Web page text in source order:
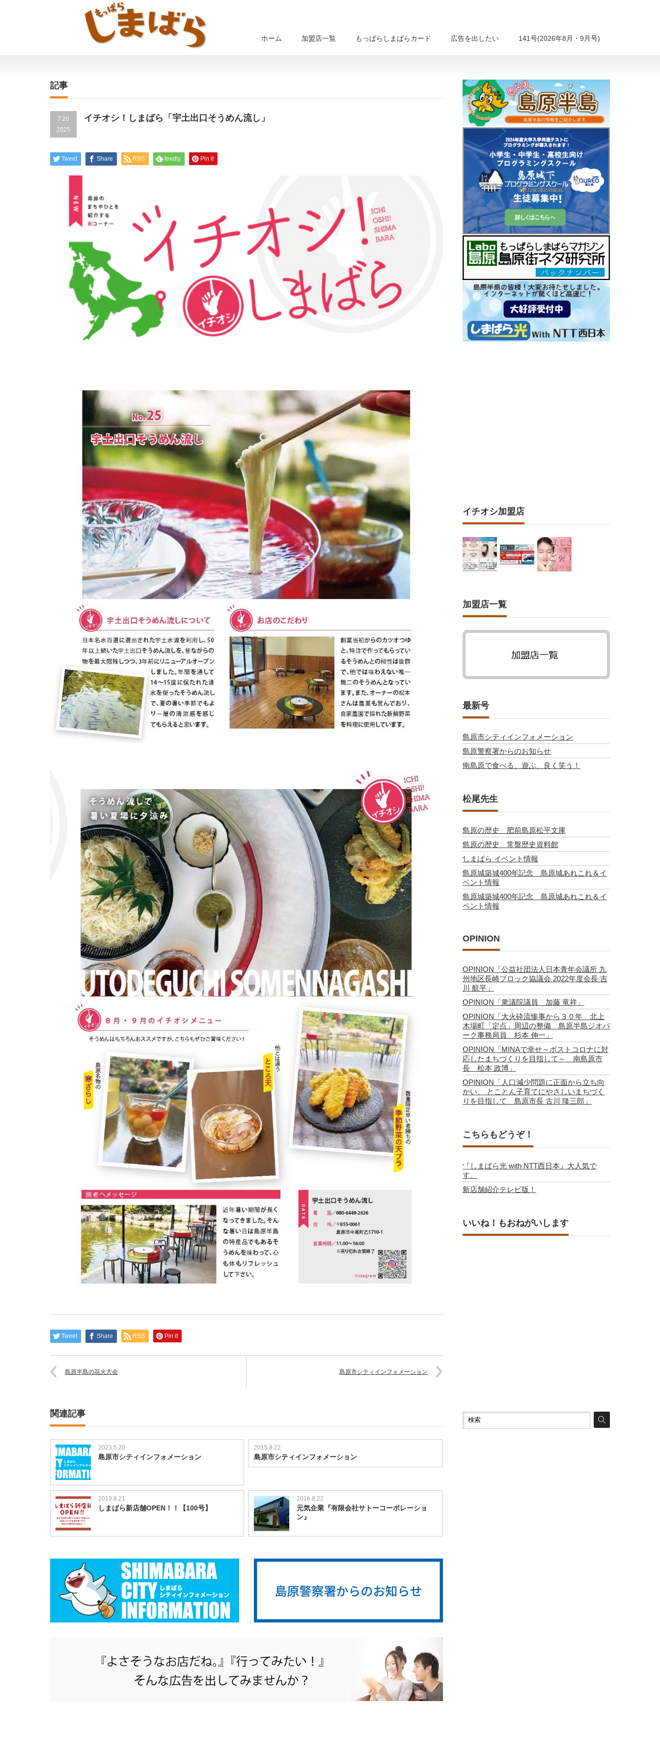
ホーム 加盟店一覧 もっぱらしまばらカード 広告を出したい 141号(2026年8月・9月号)
記事
7.20
2025
イチオシ！しまばら「宇土出口そうめん流し」
Tweet Share RSS feedly Pin it
Tweet Share RSS Pin it
島原半島の花火大会 島原市シティインフォメーション
関連記事
2023.5.20
島原市シティインフォメーション
2015.8.22
島原市シティインフォメーション
2019.8.21
しまばら新店舗OPEN！！【100号】
2016.8.22
元気企業『有限会社サトーコーポレーショ
ン』
イチオシ加盟店
加盟店一覧
最新号
島原市シティインフォメーション
島原警察署からのお知らせ
南島原で食べる、遊ぶ、良く笑う！
松尾先生
島原の歴史 肥前島原松平文庫
島原の歴史 常盤歴史資料館
しまばら イベント情報
島原城築城400年記念 島原城あれこれ＆イ
ベント情報
島原城築城400年記念 島原城あれこれ＆イ
ベント情報
OPINION
OPINION「公益社団法人日本青年会議所 九
州地区長崎ブロック協議会 2022年度会長 吉
川 航平」
OPINION「衆議院議員 加藤 竜祥」
OPINION「大火砕流惨事から３０年 北上
木場町「定点」周辺の整備 島原半島ジオパ
ーク事務局員 杉本 伸一」
OPINION「MINAで幸せ～ポストコロナに対
応したまちづくりを目指して～ 南島原市
長 松本 政博」
OPINION「人口減少問題に正面から立ち向
かい、 とことん子育てにやさしいまちづく
りを目指して 島原市長 古川 隆三郎」
こちらもどうぞ！
『しまばら光 with NTT西日本』大人気で
す。
新店舗紹介テレビ版！
いいね！もおねがいします